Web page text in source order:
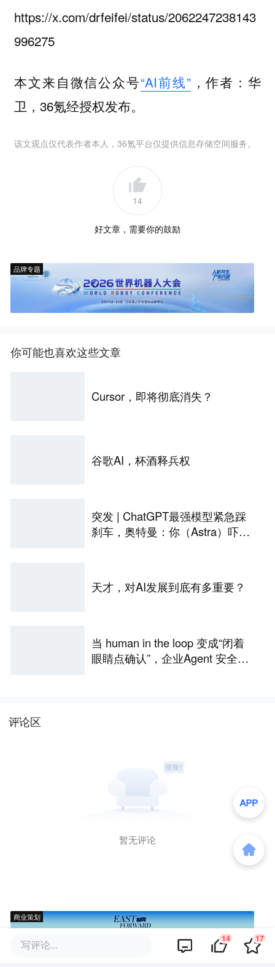
https://x.com/drfeifei/status/2062247238143
996275
本文来自微信公众号“AI前线”，作者：华
卫，36氪经授权发布。
该文观点仅代表作者本人，36氪平台仅提供信息存储空间服务。
14
好文章，需要你的鼓励
品牌专题
你可能也喜欢这些文章
Cursor，即将彻底消失？
谷歌AI，杯酒释兵权
突发 | ChatGPT最强模型紧急踩
刹车，奥特曼：你（Astra）吓到
天才，对AI发展到底有多重要？
当 human in the loop 变成“闭着
眼睛点确认”，企业Agent 安全还
评论区
暂无评论
商业策划
写评论... 14 17